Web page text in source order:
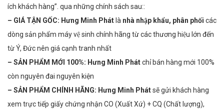
ích khách hàng”. qua những chính sách sau::
– GIÁ TẬN GỐC: Hưng Minh Phát là nhà nhập khẩu, phân phối các
dòng sản phẩm máy vệ sinh chính hãng từ các thương hiệu lớn đến
từ Ý, Đức nên giá cạnh tranh nhất
– SẢN PHẨM MỚI 100%: Hưng Minh Phátchỉ bán hàng mới 100%
còn nguyên đai nguyên kiện
– SẢN PHẨM CHÍNH HÃNG: Hưng Minh Phátsẽ gửi khách hàng
xem trực tiếp giấy chứng nhận CO (Xuất Xứ) + CQ (Chất lượng),